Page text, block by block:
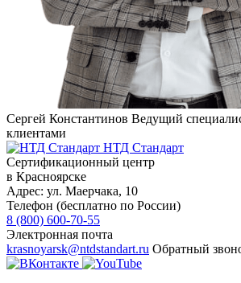
Сергей Константинов Ведущий
клиентами
НТД Стандарт
Сертификационный центр
в Красноярске
Адрес: ул. ​​​Маерчака, 10
Телефон (бесплатно по России)
8 (800) 600-70-55
Электронная почта
krasnoyarsk@ntdstandart.ru Обратный